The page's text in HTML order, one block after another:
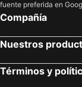
Barranquilla,
Cali, Valle del
fuente preferida en
Compañía
Nuestros
Términos y